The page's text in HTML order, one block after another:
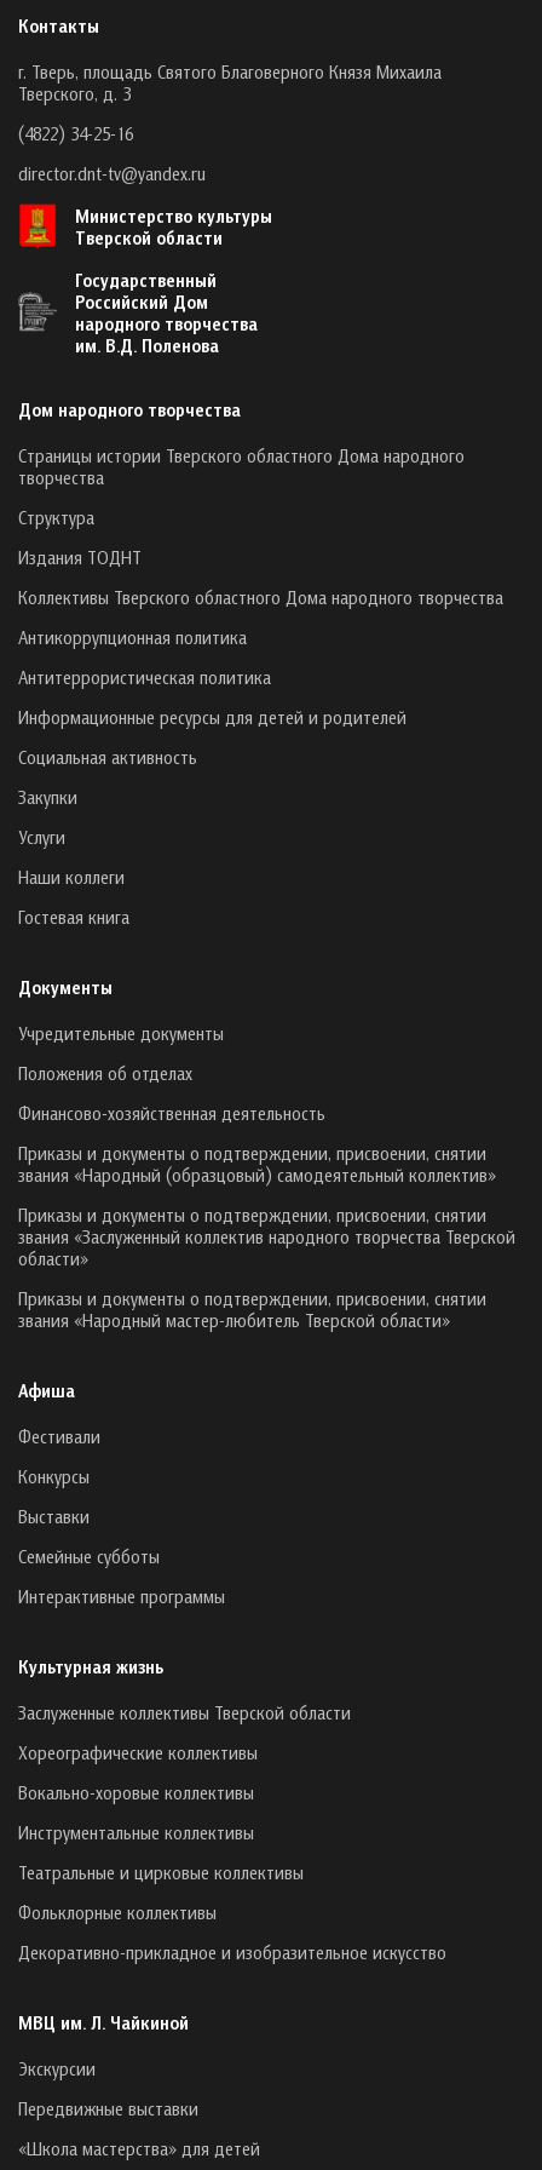
Контакты
г. Тверь, площадь Святого Благоверного Князя Михаила
Тверского, д. 3
(4822) 34-25-16
director.dnt-tv@yandex.ru
Министерство культуры
Тверской области
Государственный
Российский Дом
народного творчества
им. В.Д. Поленова
Дом народного творчества
Страницы истории Тверского областного Дома народного
творчества
Структура
Издания ТОДНТ
Коллективы Тверского областного Дома народного творчества
Антикоррупционная политика
Антитеррористическая политика
Информационные ресурсы для детей и родителей
Социальная активность
Закупки
Услуги
Наши коллеги
Гостевая книга
Документы
Учредительные документы
Положения об отделах
Финансово-хозяйственная деятельность
Приказы и документы о подтверждении, присвоении, снятии
звания «Народный (образцовый) самодеятельный коллектив»
Приказы и документы о подтверждении, присвоении, снятии
звания «Заслуженный коллектив народного творчества Тверской
области»
Приказы и документы о подтверждении, присвоении, снятии
звания «Народный мастер-любитель Тверской области»
Афиша
Фестивали
Конкурсы
Выставки
Семейные субботы
Интерактивные программы
Культурная жизнь
Заслуженные коллективы Тверской области
Хореографические коллективы
Вокально-хоровые коллективы
Инструментальные коллективы
Театральные и цирковые коллективы
Фольклорные коллективы
Декоративно-прикладное и изобразительное искусство
МВЦ им. Л. Чайкиной
Экскурсии
Передвижные выставки
«Школа мастерства» для детей